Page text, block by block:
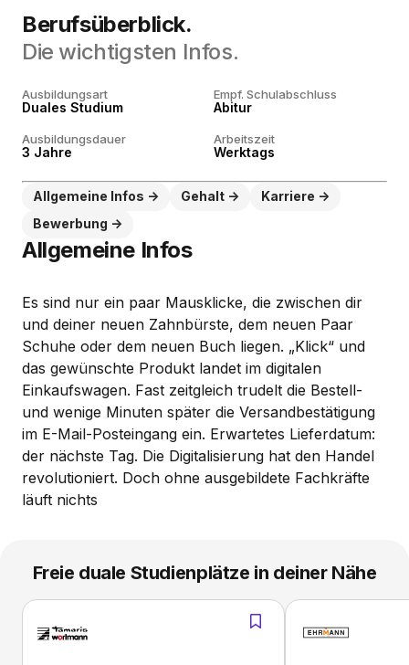
Berufsüberblick.
Die wichtigsten Infos.
Ausbildungsart
Duales Studium
Empf. Schulabschluss
Abitur
Ausbildungsdauer
3 Jahre
Arbeitszeit
Werktags
Allgemeine Infos Gehalt
Karriere
Bewerbung
Allgemeine Infos
Es sind nur ein paar Mausklicke, die zwischen dir
und deiner neuen Zahnbürste, dem neuen Paar
Schuhe oder dem neuen Buch liegen. „Klick“ und
das gewünschte Produkt landet im digitalen
Einkaufswagen. Fast zeitgleich trudelt die Bestell-
und wenige Minuten später die Versandbestätigung
im E-Mail-Posteingang ein. Erwartetes Lieferdatum:
der nächste Tag. Die Digitalisierung hat den Handel
revolutioniert. Doch ohne ausgebildete Fachkräfte
läuft nichts
Freie duale Studienplätze in deiner Nähe